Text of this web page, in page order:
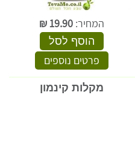
המחיר:19.90
₪
הוסף לסל
פרטים נוספים
מקלות קינמון